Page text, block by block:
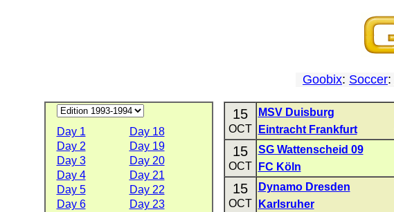
Goobix: Soccer:
Day 1
Day 18
Day 2
Day 19
Day 3
Day 20
Day 4
Day 21
Day 5
Day 22
Day 6
Day 23
15
OCT
MSV Duisburg
Eintracht Frankfurt
15
OCT
SG Wattenscheid 09
FC Köln
15
OCT
Dynamo Dresden
Karlsruher